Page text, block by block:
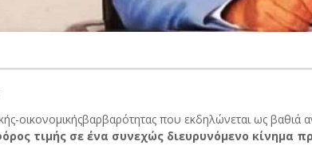
οικονομικήςβαρβαρότητας που εκδηλώνεται ως βαθιά
τιμής σε ένα συνεχώς διευρυνόμενο